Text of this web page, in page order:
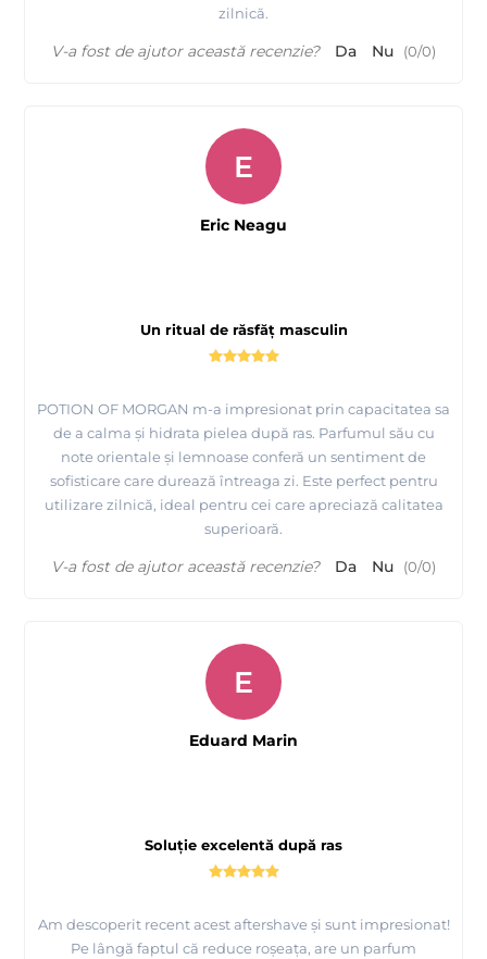
zilnică.
V-a fost de ajutor această recenzie? Da Nu (0/0)
Un ritual de răsfăț masculin
POTION OF MORGAN m-a impresionat prin capacitatea sa
de a calma și hidrata pielea după ras. Parfumul său cu
note orientale și lemnoase conferă un sentiment de
sofisticare care durează întreaga zi. Este perfect pentru
utilizare zilnică, ideal pentru cei care apreciază calitatea
superioară.
E
Eric Neagu
V-a fost de ajutor această recenzie? Da Nu (0/0)
Soluție excelentă după ras
Am descoperit recent acest aftershave și sunt impresionat!
Pe lângă faptul că reduce roșeața, are un parfum
E
Eduard Marin